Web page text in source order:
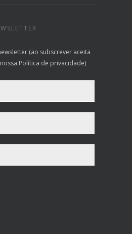
(ao subscrever aceita
Política de privacidade)